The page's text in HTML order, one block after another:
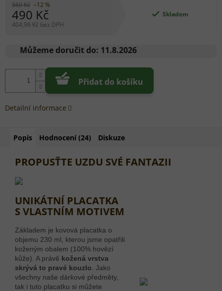
560 Kč –12 %
490 Kč
404,96 Kč bez DPH
cena:
Skladem
Můžeme doručit do: 11.8.2026
Přidat do košíku
Detailní informace
Popis Hodnocení (24) Diskuze
PROPUSŤTE UZDU SVÉ FANTAZII
UNIKÁTNÍ PLACATKA
S VLASTNÍM MOTIVEM
Základem je kovová placatka o
objemu 230 ml, kterou jsme opatřili
koženým obalem (100% hovězí
kůže). A právě kožená vrstva
skrývá to pravé kouzlo . Jako
všechny naše dárkové předměty,
tak i tuto placatku si můžete